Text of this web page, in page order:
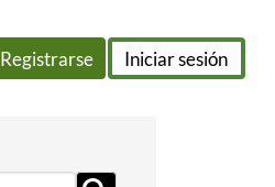
Iniciar sesión
Registrarse